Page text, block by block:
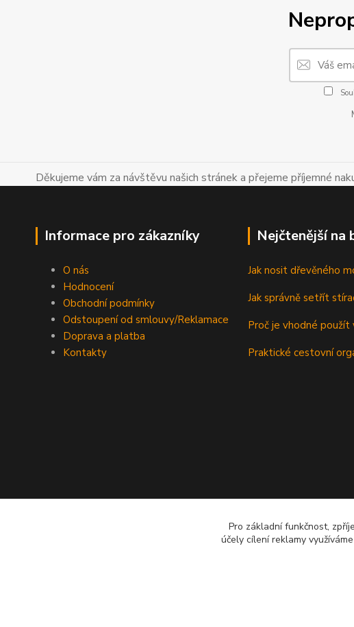
Děkujeme vám za návštěvu našich stránek a přejeme příjemné
Informace pro zákazníky
O nás
Hodnocení
Obchodní podmínky
Odstoupení od smlouvy/Reklamace
Doprava a platba
Kontakty
Nejčtenější na
Jak nosit dřevěného
Jak správně setřít
Proč je vhodné
Praktické cestovní
Pro základní funkčnost,
účely cílení reklamy